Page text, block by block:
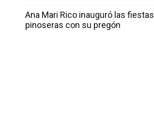
Ana Mari Rico inauguró las fiestas
pinoseras con su pregón